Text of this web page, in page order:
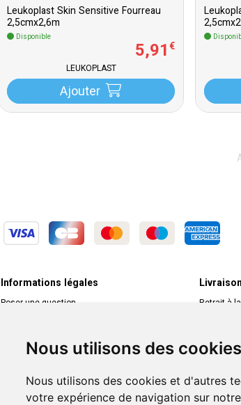
Nous utilisons des cookies
Nous utilisons des cookies et d'autres
votre expérience de navigation sur
Leukoplast Skin Sensitive Fourreau
2,5cmx2,6m
Disponible
5,91€
LEUKOPLAST
Ajouter
Informations légales
Poser une question
Livraison
Retrait à
Livraison